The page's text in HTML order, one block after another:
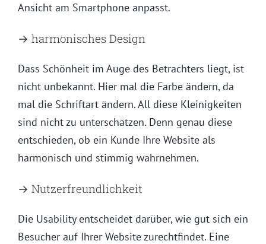
Ansicht am Smartphone anpasst.
→ harmonisches Design
Dass Schönheit im Auge des Betrachters liegt, ist
nicht unbekannt. Hier mal die Farbe ändern, da
mal die Schriftart ändern. All diese Kleinigkeiten
sind nicht zu unterschätzen. Denn genau diese
entschieden, ob ein Kunde Ihre Website als
harmonisch und stimmig wahrnehmen.
→ Nutzerfreundlichkeit
Die Usability entscheidet darüber, wie gut sich ein
Besucher auf Ihrer Website zurechtfindet. Eine